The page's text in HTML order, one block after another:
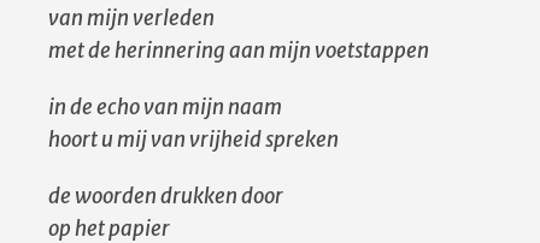
van mijn verleden
met de herinnering aan mijn voetstappen
in de echo van mijn naam
hoort u mij van vrijheid spreken
de woorden drukken door
op het papier